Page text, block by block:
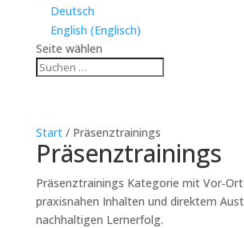
Deutsch
English (Englisch)
Seite wählen
Start/ Präsenztrainings
Präsenztrainings
Präsenztrainings Kategorie mit
praxisnahen Inhalten und direktem
nachhaltigen Lernerfolg.